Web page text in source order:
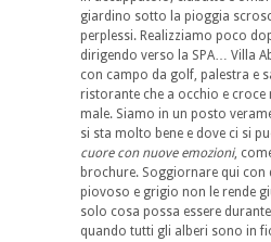
giardino sotto la pioggia
perplessi. Realizziamo poco
dirigendo verso la SPA… Villa
con campo da golf, palestra e
ristorante che a occhio e croce
male. Siamo in un posto
si sta molto bene e dove ci si
cuore con nuove emozioni,
brochure. Soggiornare qui con
piovoso e grigio non le rende
solo cosa possa essere
quando tutti gli alberi sono in